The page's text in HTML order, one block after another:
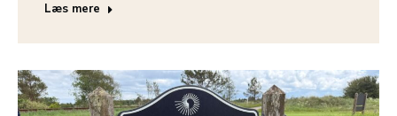
Læs mere